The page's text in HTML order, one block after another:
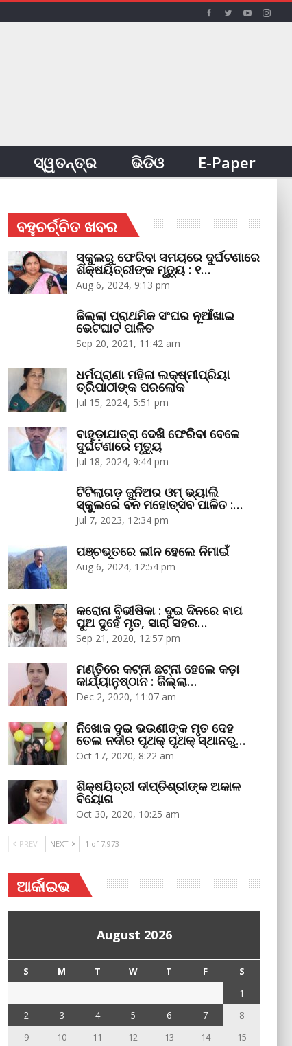
ସ୍ୱତନ୍ତ୍ର ଭିଡିଓ E-Paper
ବହୁଚର୍ଚ୍ଚିତ ଖବର
ସ୍କୁଲରୁ ଫେରିବା ସମୟରେ ଦୁର୍ଘଟଣାରେ
ଶିକ୍ଷୟିତ୍ରୀଙ୍କ ମୃତ୍ୟୁ : ୧…
Aug 6, 2024, 9:13 pm
ଜିଲ୍ଲା ପ୍ରାଥମିକ ସଂଘର ନୂଆଁଖାଇ
ଭେଟଘାଟ ପାଳିତ
Sep 20, 2021, 11:42 am
ଧର୍ମପ୍ରାଣା ମହିଳା ଲକ୍ଷ୍ମୀପ୍ରିୟା
ତ୍ରିପାଠୀଙ୍କ ପରଲୋକ
Jul 15, 2024, 5:51 pm
ବାହୁଡ଼ାଯାତ୍ରା ଦେଖି ଫେରିବା ବେଳେ
ଦୁର୍ଘଟଣାରେ ମୃତ୍ୟୁ
Jul 18, 2024, 9:44 pm
ଟିଟିଲାଗଡ଼ ଜୁନିଅର ଓମ୍‌ ଭ୍ୟାଲି
ସ୍କୁଲରେ ବନ ମହୋତ୍ସବ ପାଳିତ :…
Jul 7, 2023, 12:34 pm
ପଞ୍ଚଭୂତରେ ଲୀନ ହେଲେ ନିମାଇଁ
Aug 6, 2024, 12:54 pm
କରୋନା ବିଭୀଷିକା : ଦୁଇ ଦିନରେ ବାପ
ପୁଅ ଦୁହେଁ ମୃତ, ସାରା ସହର…
Sep 21, 2020, 12:57 pm
ମଣ୍ତିରେ କଟ୍‌ନୀ ଛଟ୍‌ନୀ ହେଲେ କଡ଼ା
କାର୍ଯ୍ୟାନୁଷ୍ଠାନ : ଜିଲ୍ଲା…
Dec 2, 2020, 11:07 am
ନିଖୋଜ ଦୁଇ ଭଉଣୀଙ୍କ ମୃତ ଦେହ
ତେଲ ନଦୀର ପୃଥକ୍‌ ପୃଥକ୍‌ ସ୍ଥାନରୁ…
Oct 17, 2020, 8:22 am
ଶିକ୍ଷୟିତ୍ରୀ ଦୀପ୍ତିଶ୍ରୀଙ୍କ ଅକାଳ
ବିୟୋଗ
Oct 30, 2020, 10:25 am
PREV NEXT 1 of 7,973
ଆର୍କାଇଭ
August 2026
S M T W T F
S
1
2
3 4 5 6 7
8
9
10 11 12 13 14
15